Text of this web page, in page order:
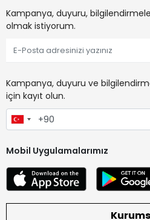
Kampanya, duyuru,
olmak istiyorum.
Kampanya, duyuru ve
için kayıt olun.
Mobil Uygulamalarımız